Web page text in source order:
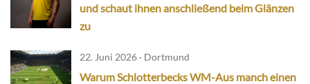
und schaut ihnen anschließend beim Glänzen
zu
22. Juni 2026 · Dortmund
Warum Schlotterbecks WM-Aus manch einen